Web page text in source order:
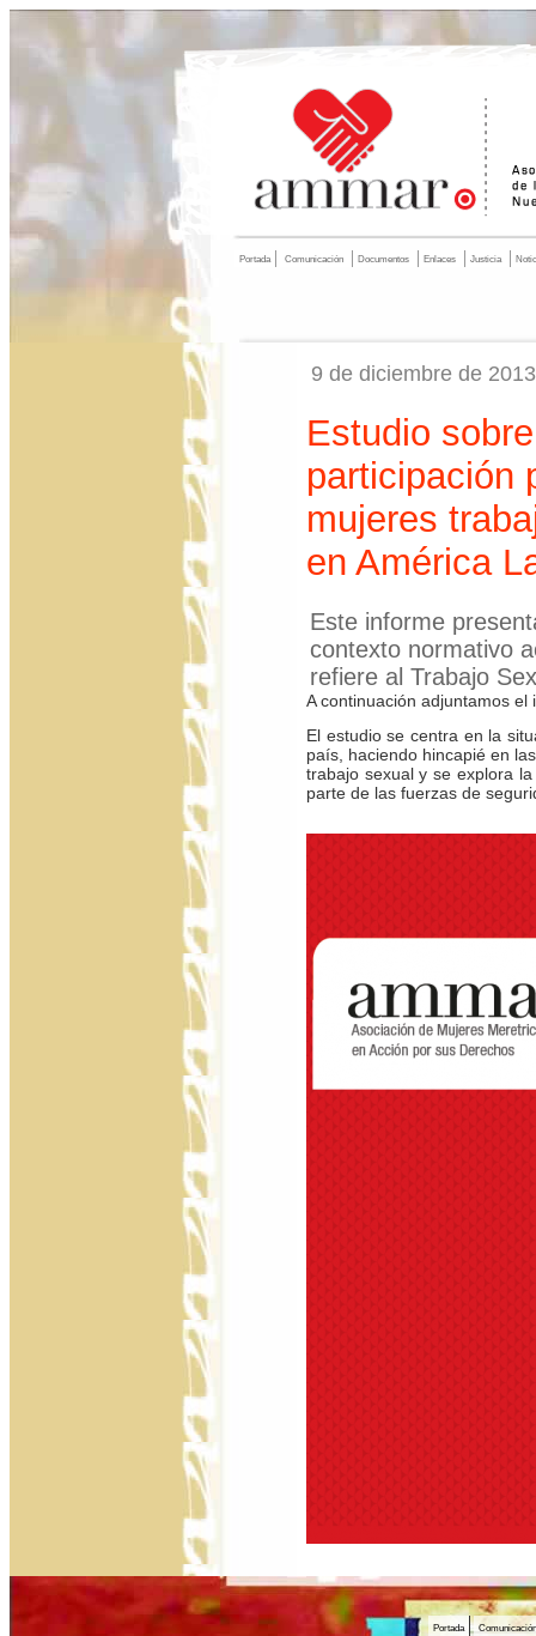
Portada Comunicación Documentos Enlaces Justicia
9 de diciembre de 2013
Estudio
participación
mujeres
en América
Este informe
contexto normativo
refiere al Trabajo
A continuación adjuntamos el
El estudio se centra en la
país, haciendo hincapié en
trabajo sexual y se explora
parte de las fuerzas de
Portada Comunicación